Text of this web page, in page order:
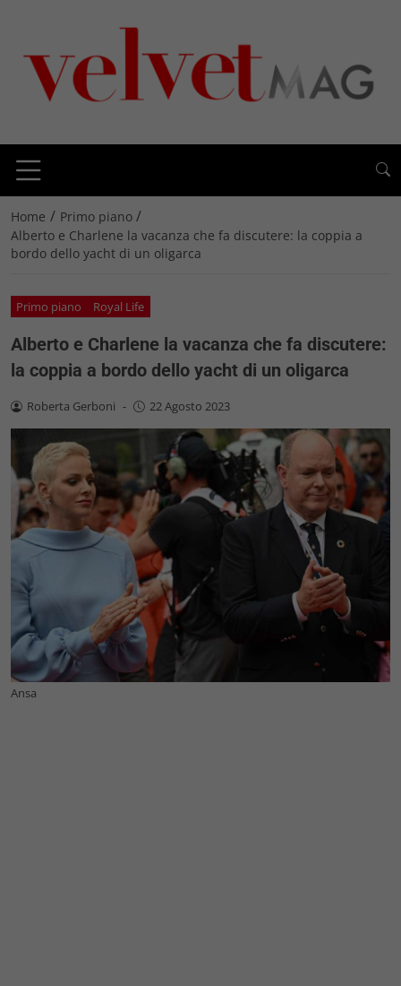
Home / Primo piano /
Alberto e Charlene la vacanza che fa discutere: la coppia a
bordo dello yacht di un oligarca
Primo piano Royal Life
Alberto e Charlene la vacanza che fa discutere:
la coppia a bordo dello yacht di un oligarca
Roberta Gerboni - 22 Agosto 2023
Ansa